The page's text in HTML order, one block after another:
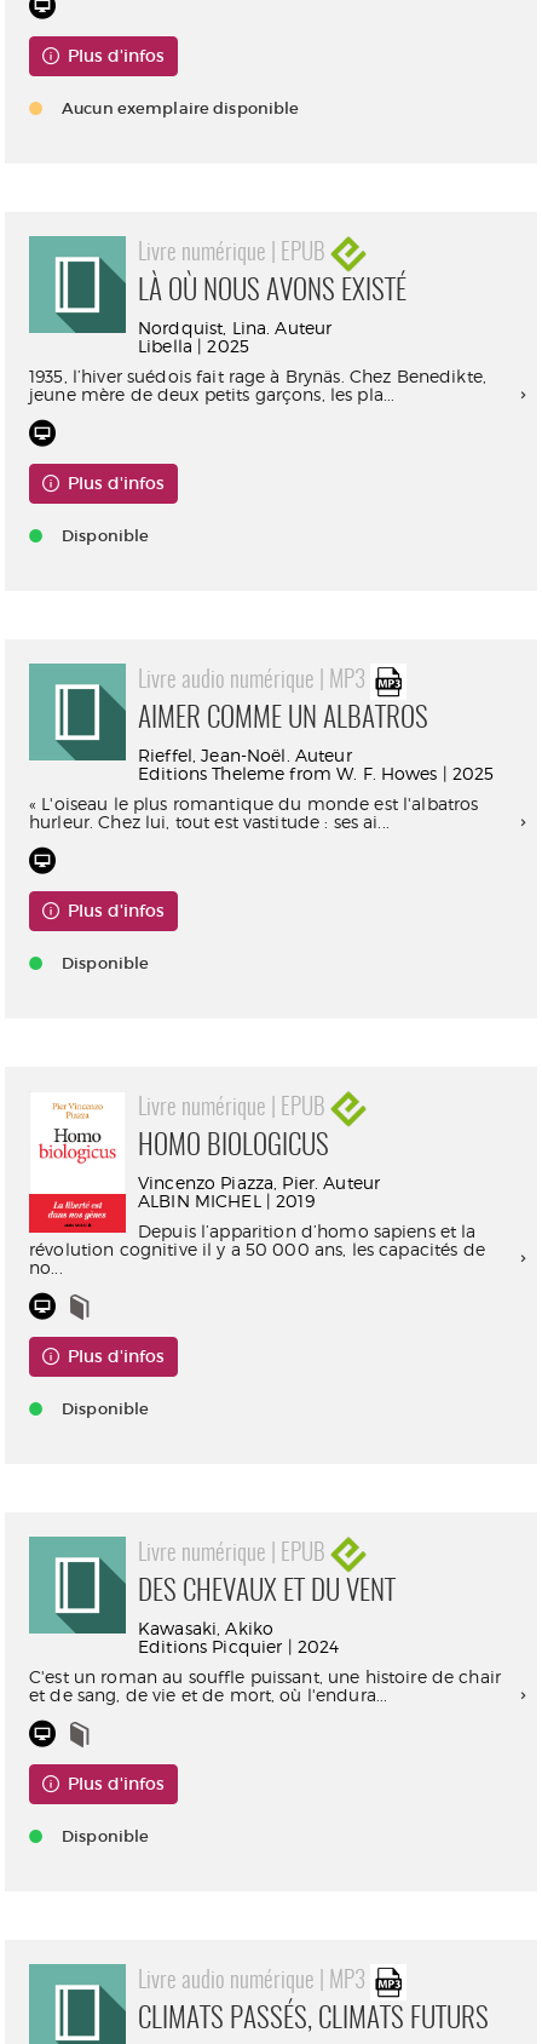
Plus d'infos
Aucun exemplaire disponible
Livre numérique | EPUB
LÀ OÙ NOUS AVONS EXISTÉ
Nordquist, Lina. Auteur
Libella | 2025
1935, l’hiver suédois fait rage à Brynäs. Chez Benedikte,
jeune mère de deux petits garçons, les pla...
Plus d'infos
Disponible
Livre audio numérique | MP3
AIMER COMME UN ALBATROS
Rieffel, Jean-Noël. Auteur
Editions Theleme from W. F. Howes | 2025
« L'oiseau le plus romantique du monde est l'albatros
hurleur. Chez lui, tout est vastitude : ses ai...
Plus d'infos
Disponible
Livre numérique | EPUB
HOMO BIOLOGICUS
Vincenzo Piazza, Pier. Auteur
ALBIN MICHEL | 2019
Depuis l’apparition d’homo sapiens et la
révolution cognitive il y a 50 000 ans, les capacités de
no...
Plus d'infos
Disponible
Livre numérique | EPUB
DES CHEVAUX ET DU VENT
Kawasaki, Akiko
Editions Picquier | 2024
C'est un roman au souffle puissant, une histoire de chair
et de sang, de vie et de mort, où l'endura...
Plus d'infos
Disponible
Livre audio numérique | MP3
CLIMATS PASSÉS, CLIMATS FUTURS